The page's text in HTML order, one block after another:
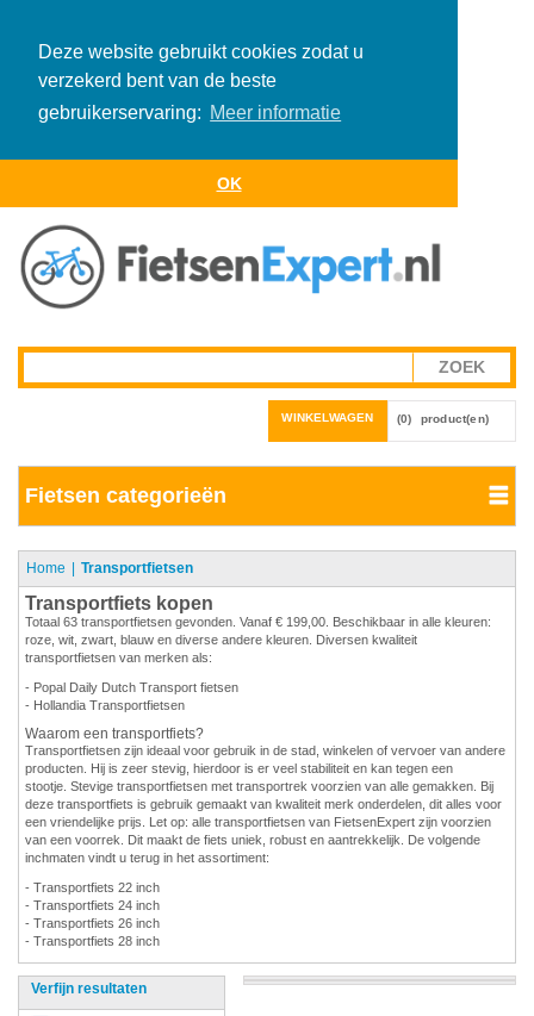
Deze website gebruikt cookies zodat u
verzekerd bent van de beste
gebruikerservaring: Meer informatie
OK
WINKELWAGEN (0) product(en)
Fietsen categorieën
Home Transportfietsen
Transportfiets kopen
Totaal 63 transportfietsen gevonden. Vanaf € 199,00. Beschikbaar in alle kleuren:
roze, wit, zwart, blauw en diverse andere kleuren. Diversen kwaliteit
transportfietsen van merken als:
- Popal Daily Dutch Transport fietsen
- Hollandia Transportfietsen
Waarom een transportfiets?
Transportfietsen zijn ideaal voor gebruik in de stad, winkelen of vervoer van andere
producten. Hij is zeer stevig, hierdoor is er veel stabiliteit en kan tegen een
stootje. Stevige transportfietsen met transportrek voorzien van alle gemakken. Bij
deze transportfiets is gebruik gemaakt van kwaliteit merk onderdelen, dit alles voor
een vriendelijke prijs. Let op: alle transportfietsen van FietsenExpert zijn voorzien
van een voorrek. Dit maakt de fiets uniek, robust en aantrekkelijk. De volgende
inchmaten vindt u terug in het assortiment:
- Transportfiets 22 inch
- Transportfiets 24 inch
- Transportfiets 26 inch
- Transportfiets 28 inch
Verfijn resultaten